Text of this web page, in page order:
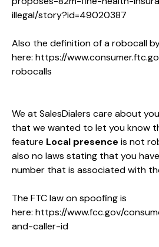
illegal/story?id=49020387
Also the definition of a robocall by
here: https://
robocalls
We at SalesDialers care about
that we wanted to let you know
feature Local presence is not
also no laws stating that you
number that is associated with
The FTC law on spoofing is
here: https://www.fcc.gov/
and-caller-id